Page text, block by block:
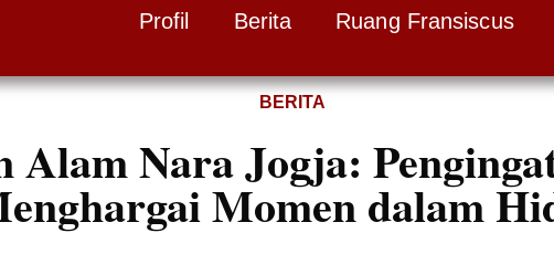
Profil Berita Ruang Fransiscus
BERITA
Alam Nara Jogja:
Momen dalam